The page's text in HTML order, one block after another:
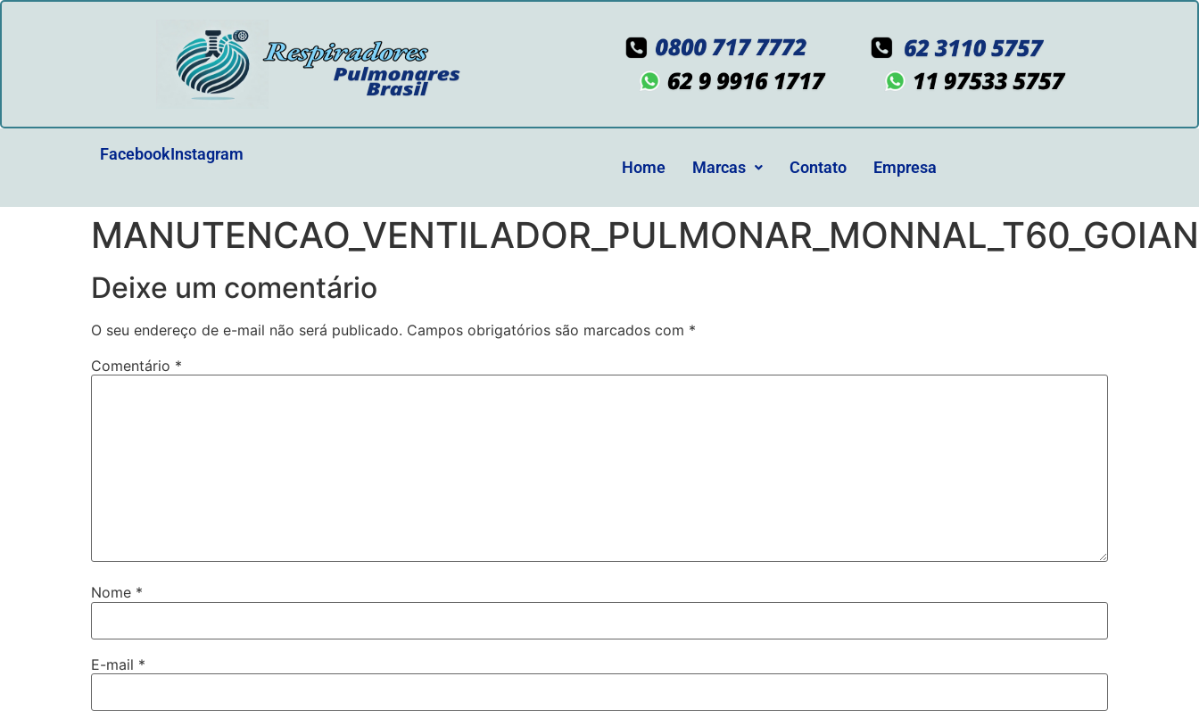
FacebookInstagram
Home Marcas Contato Empresa
Deixe um comentário
O seu endereço de e-mail não será publicado. Campos obrigatórios são marcados com *
Comentário *
Nome *
E-mail *